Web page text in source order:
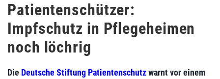
Patientenschützer:
Impfschutz in Pflegeheimen
noch löchrig
Die Deutsche Stiftung Patientenschutzwarnt vor einem